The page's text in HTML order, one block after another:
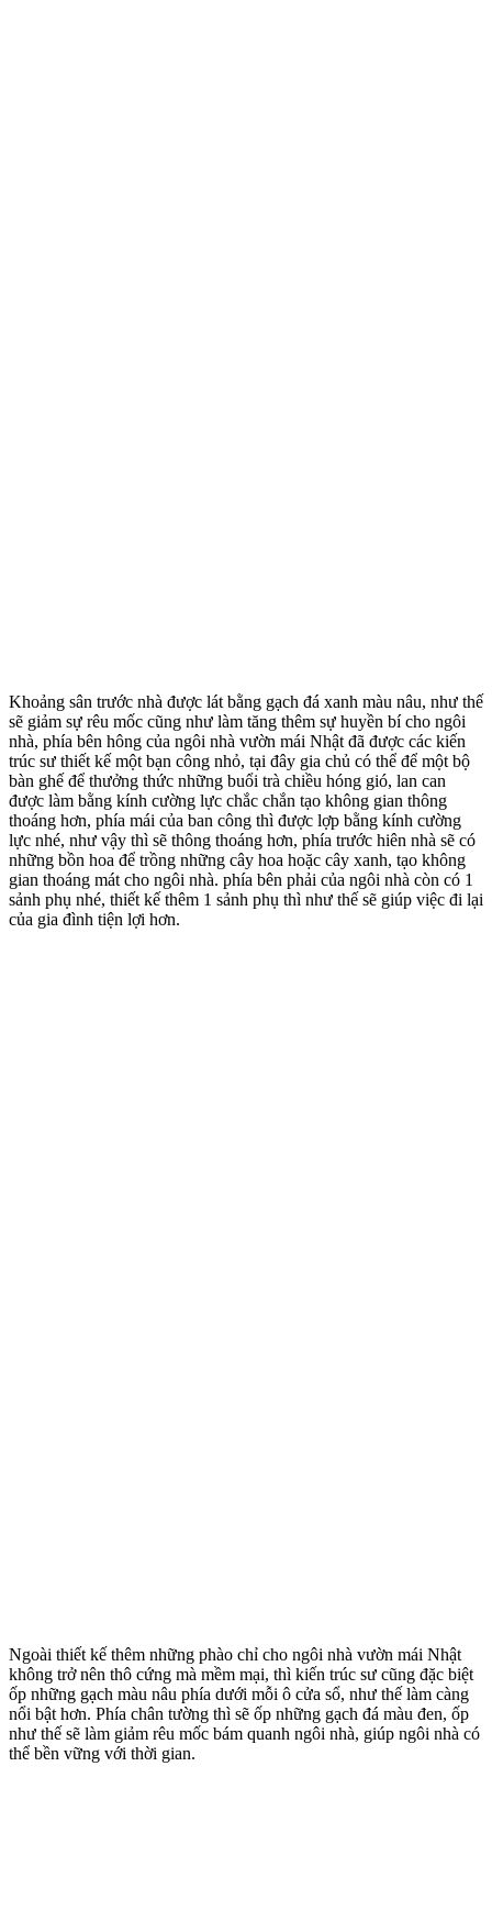
Khoảng sân trước nhà được lát bằng gạch đá xanh màu nâu, như thế
sẽ giảm sự rêu mốc cũng như làm tăng thêm sự huyền bí cho ngôi
nhà, phía bên hông của ngôi nhà vườn mái Nhật đã được các kiến
trúc sư thiết kế một bạn công nhỏ, tại đây gia chủ có thể để một bộ
bàn ghế để thưởng thức những buổi trà chiều hóng gió, lan can
được làm bằng kính cường lực chắc chắn tạo không gian thông
thoáng hơn, phía mái của ban công thì được lợp bằng kính cường
lực nhé, như vậy thì sẽ thông thoáng hơn, phía trước hiên nhà sẽ có
những bồn hoa để trồng những cây hoa hoặc cây xanh, tạo không
gian thoáng mát cho ngôi nhà. phía bên phải của ngôi nhà còn có 1
sảnh phụ nhé, thiết kế thêm 1 sảnh phụ thì như thế sẽ giúp việc đi lại
của gia đình tiện lợi hơn.
Ngoài thiết kế thêm những phào chỉ cho ngôi nhà vườn mái Nhật
không trở nên thô cứng mà mềm mại, thì kiến trúc sư cũng đặc biệt
ốp những gạch màu nâu phía dưới mỗi ô cửa sổ, như thế làm càng
nổi bật hơn. Phía chân tường thì sẽ ốp những gạch đá màu đen, ốp
như thế sẽ làm giảm rêu mốc bám quanh ngôi nhà, giúp ngôi nhà có
thể bền vững với thời gian.